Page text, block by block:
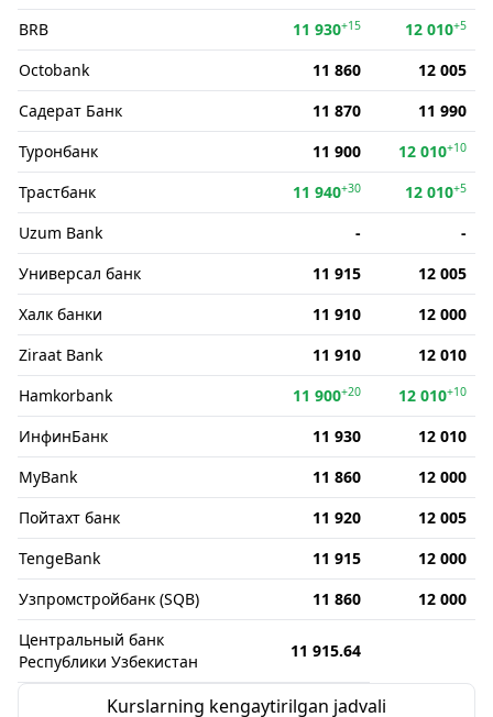
BRB 11 930+15 12 010+5
Octobank 11 860
12 005
Садерат Банк
11 870
11 990
Туронбанк
11 900 12 010+10
Трастбанк 11 940+30 12 010+5
Uzum Bank -
-
Универсал банк
11 915
12 005
Халк банки
11 910
12 000
Ziraat Bank
11 910
12 010
Hamkorbank
11 900+20 12 010+10
ИнфинБанк 11 930
12 010
MyBank
11 860
12 000
Пойтахт банк
11 920
12 005
TengeBank
11 915
12 000
Узпромстройбанк (SQB)
11 860
12 000
Центральный банк
Республики Узбекистан
11 915.64
Kurslarning kengaytirilgan jadvali